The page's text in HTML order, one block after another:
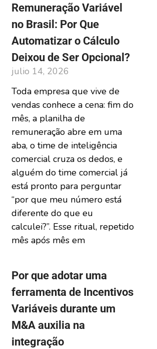
Remuneração Variável
no Brasil: Por Que
Automatizar o Cálculo
Deixou de Ser Opcional?
julio 14, 2026
Toda empresa que vive de
vendas conhece a cena: fim do
mês, a planilha de
remuneração abre em uma
aba, o time de inteligência
comercial cruza os dedos, e
alguém do time comercial já
está pronto para perguntar
“por que meu número está
diferente do que eu
calculei?”. Esse ritual, repetido
mês após mês em
Por que adotar uma
ferramenta de Incentivos
Variáveis durante um
M&A auxilia na
integração